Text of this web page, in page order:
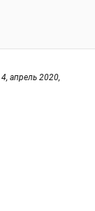
апрель 2020,